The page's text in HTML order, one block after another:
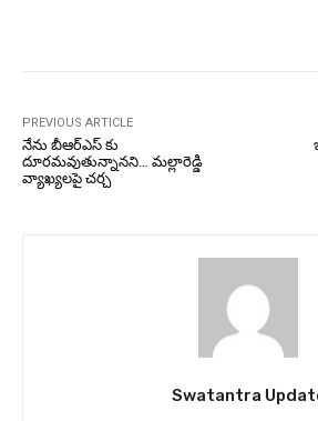
PREVIOUS ARTICLE
నేను బీఆర్ఎస్ కు
దూరమవుతున్నానని… మల్లారెడ్డి
వ్యాఖ్యలపై చర్చ
Swatantra